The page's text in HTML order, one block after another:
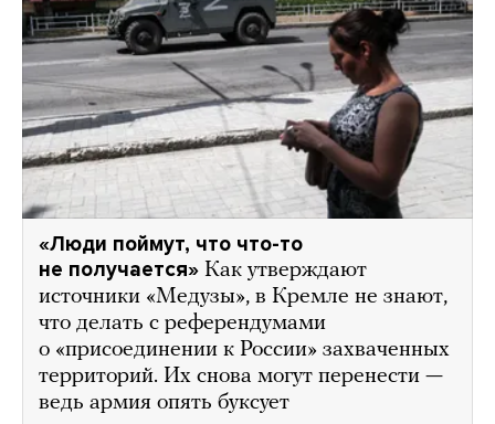
«Люди поймут, что что-то
не получается» Как утверждают
источники «Медузы», в Кремле не знают,
что делать с референдумами
о «присоединении к России» захваченных
территорий. Их снова могут перенести —
ведь армия опять буксует